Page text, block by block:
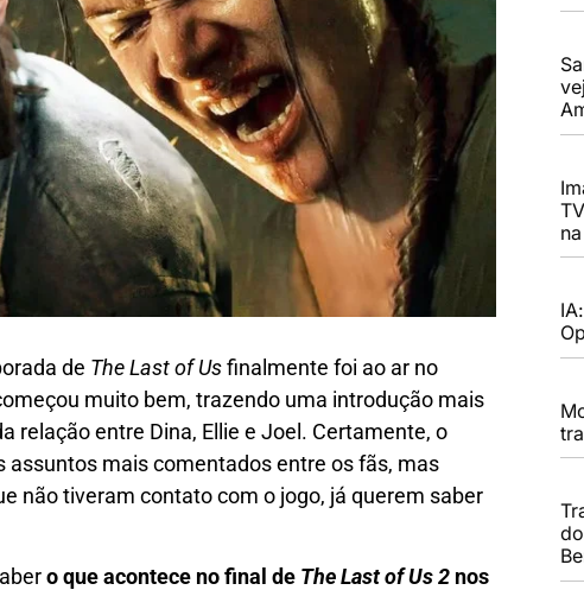
de The Last of Usfinalmente foi ao ar no
muito bem, trazendo uma introdução mais
relação entre Dina, Ellie e Joel. Certamente, o
assuntos mais comentados entre os fãs, mas
não tiveram contato com o jogo, já querem saber
o que acontece no final de The Last of Us 2 nos